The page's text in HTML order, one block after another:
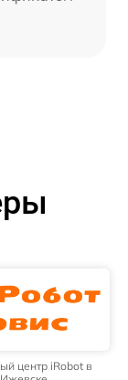
центр iRobot в